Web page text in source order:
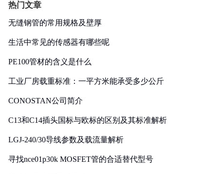
热门文章
无缝钢管的常用规格及壁厚
生活中常见的传感器有哪些呢
PE100管材的含义是什么
工业厂房载重标准：一平方米能承受多少公斤
CONOSTAN公司简介
C13和C14插头国标与欧标的区别及其标准解析
LGJ-240/30导线参数及载流量解析
寻找nce01p30k MOSFET管的合适替代型号